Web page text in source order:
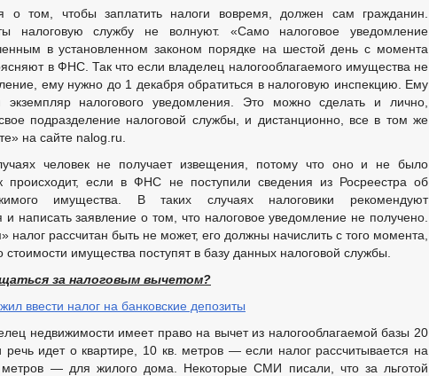
о том, чтобы заплатить налоги вовремя, должен сам гражданин.
налоговую службу не волнуют. «Само налоговое уведомление
в установленном законом порядке на шестой день с момента
в ФНС. Так что если владелец налогооблагаемого имущества не
ему нужно до 1 декабря обратиться в налоговую инспекцию. Ему
экземпляр налогового уведомления. Это можно сделать и лично,
подразделение налоговой службы, и дистанционно, все в том же
на сайте nalog.ru.
человек не получает извещения, потому что оно и не было
происходит, если в ФНС не поступили сведения из Росреестра об
имущества. В таких случаях налоговики рекомендуют
и написать заявление о том, что налоговое уведомление не получено.
налог рассчитан быть не может, его должны начислить с того момента,
стоимости имущества поступят в базу данных налоговой службы.
за налоговым вычетом?
ввести налог на банковские депозиты
недвижимости имеет право на вычет из налогооблагаемой базы 20
речь идет о квартире, 10 кв. метров — если налог рассчитывается на
метров — для жилого дома. Некоторые СМИ писали, что за льготой